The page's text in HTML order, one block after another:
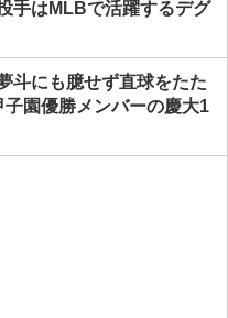
手はMLBで活躍するデグ
斗にも臆せず直球をたた
園優勝メンバーの慶大1